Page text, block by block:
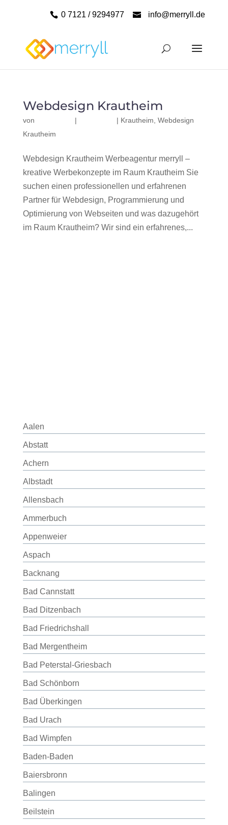
0 7121 / 9294977 info@merryll.de
Webdesign Krautheim
von | | Krautheim Webdesign
Krautheim
Webdesign Krautheim Werbeagentur merryll –
kreative Werbekonzepte im Raum Krautheim Sie
suchen einen professionellen und erfahrenen
Partner für Webdesign, Programmierung und
Optimierung von Webseiten und was dazugehört
im Raum Krautheim? Wir sind ein erfahrenes,...
Aalen
Abstatt
Achern
Albstadt
Allensbach
Ammerbuch
Appenweier
Aspach
Backnang
Bad Cannstatt
Bad Ditzenbach
Bad Friedrichshall
Bad Mergentheim
Bad Peterstal-Griesbach
Bad Schönborn
Bad Überkingen
Bad Urach
Bad Wimpfen
Baden-Baden
Baiersbronn
Balingen
Beilstein